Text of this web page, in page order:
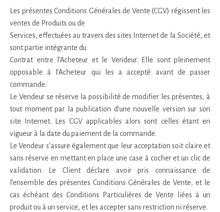
Les présentes Conditions Générales de Vente (CGV) régissent les
ventes de Produits ou de
Services, effectuées au travers des sites Internet de la Société, et
sont partie intégrante du
Contrat entre l’Acheteur et le Vendeur. Elle sont pleinement
opposable à l’Acheteur qui les a accepté avant de passer
commande.
Le Vendeur se réserve la possibilité de modifier les présentes, à
tout moment par la publication d’une nouvelle version sur son
site Internet. Les CGV applicables alors sont celles étant en
vigueur à la date du paiement de la commande.
Le Vendeur s’assure également que leur acceptation soit claire et
sans réserve en mettant en place une case à cocher et un clic de
validation. Le Client déclare avoir pris connaissance de
l’ensemble des présentes Conditions Générales de Vente, et le
cas échéant des Conditions Particulières de Vente liées à un
produit ou à un service, et les accepter sans restriction ni réserve.